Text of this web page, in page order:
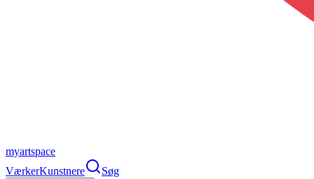
myartspace
VærkerKunstnere Søg